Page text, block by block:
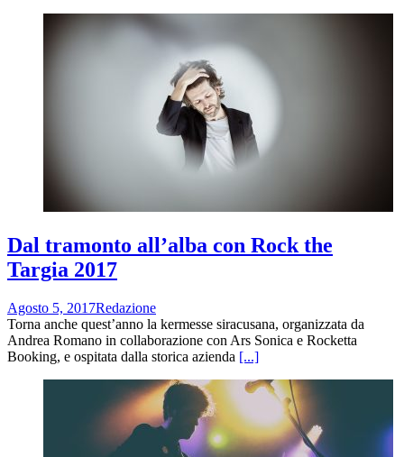
Dal tramonto all’alba con Rock the
Targia 2017
Agosto 5, 2017Redazione
Torna anche quest’anno la kermesse siracusana, organizzata da
Andrea Romano in collaborazione con Ars Sonica e Rocketta
Booking, e ospitata dalla storica azienda [...]